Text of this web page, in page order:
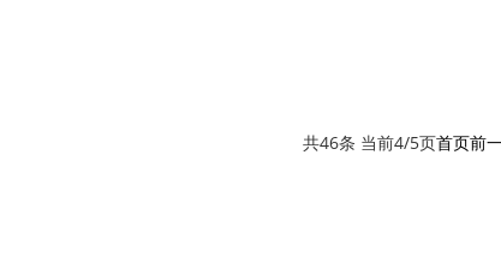
共46条 当前4/5页首页前